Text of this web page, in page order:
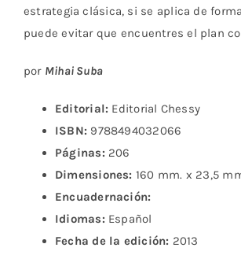
estrategia clásica, si se aplica de
puede evitar que encuentres el plan
por Mihai Suba
Editorial: Editorial Chessy
ISBN: 9788494032066
Páginas: 206
Dimensiones: 160 mm. x 23,5
Encuadernación:
Idiomas: Español
Fecha de la edición: 2013